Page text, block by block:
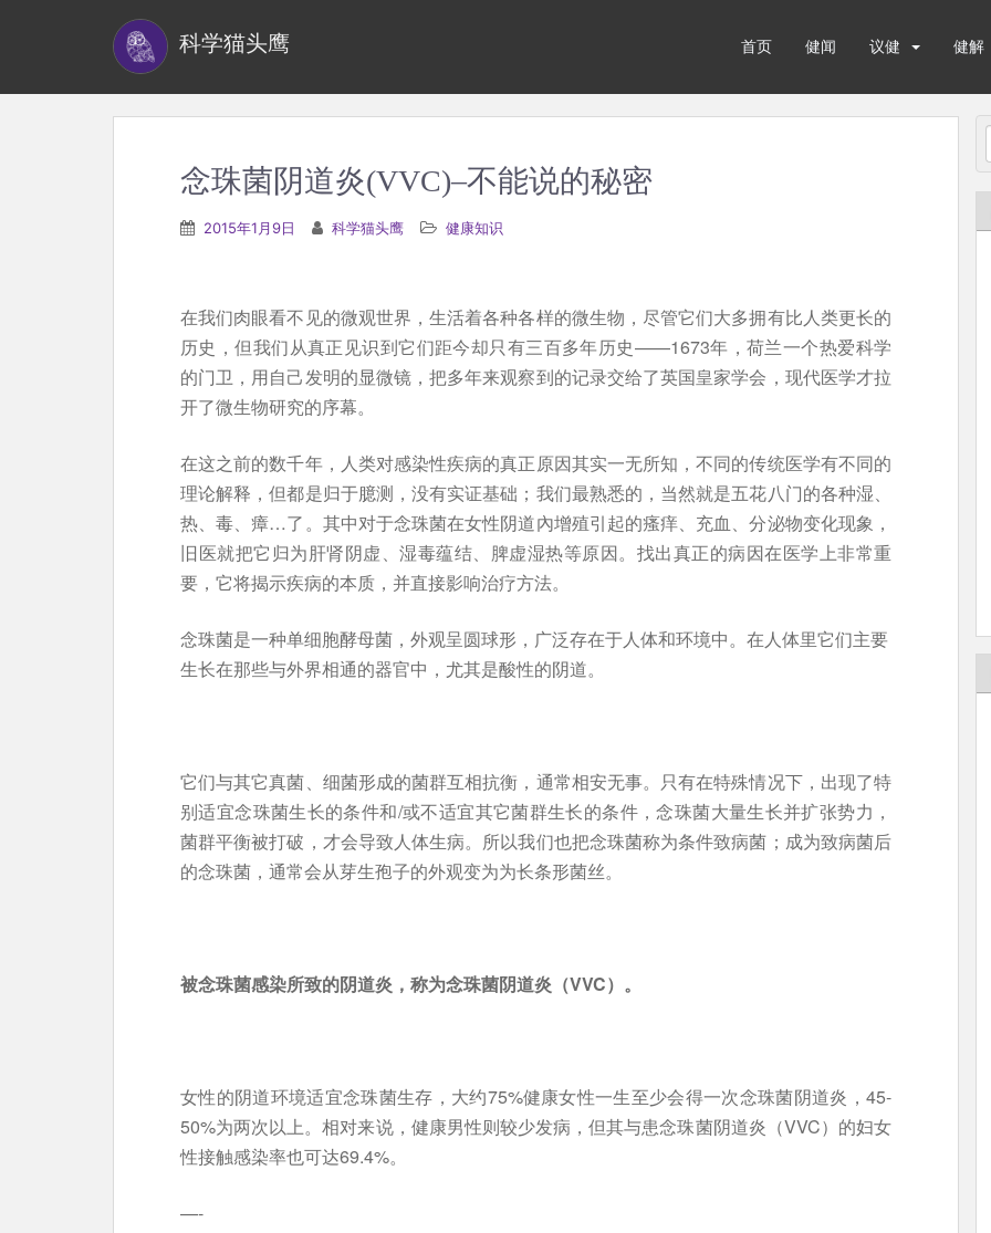
科学猫头鹰 首页 健闻 议健 健解
念珠菌阴道炎(VVC)–不能说的秘密
2015年1月9日 科学猫头鹰 健康知识
在我们肉眼看不见的微观世界，生活着各种各样的微生物，尽管它们大多拥有比人类更长的
历史，但我们从真正见识到它们距今却只有三百多年历史——1673年，荷兰一个热爱科学
的门卫，用自己发明的显微镜，把多年来观察到的记录交给了英国皇家学会，现代医学才拉
开了微生物研究的序幕。
在这之前的数千年，人类对感染性疾病的真正原因其实一无所知，不同的传统医学有不同的
理论解释，但都是归于臆测，没有实证基础；我们最熟悉的，当然就是五花八门的各种湿、
热、毒、瘴…了。其中对于念珠菌在女性阴道內增殖引起的瘙痒、充血、分泌物变化现象，
旧医就把它归为肝肾阴虚、湿毒蕴结、脾虚湿热等原因。找出真正的病因在医学上非常重
要，它将揭示疾病的本质，并直接影响治疗方法。
念珠菌是一种单细胞酵母菌，外观呈圆球形，广泛存在于人体和环境中。在人体里它们主要
生长在那些与外界相通的器官中，尤其是酸性的阴道。
它们与其它真菌、细菌形成的菌群互相抗衡，通常相安无事。只有在特殊情况下，出现了特
别适宜念珠菌生长的条件和/或不适宜其它菌群生长的条件，念珠菌大量生长并扩张势力，
菌群平衡被打破，才会导致人体生病。所以我们也把念珠菌称为条件致病菌；成为致病菌后
的念珠菌，通常会从芽生孢子的外观变为为长条形菌丝。
被念珠菌感染所致的阴道炎，称为念珠菌阴道炎（VVC）。
女性的阴道环境适宜念珠菌生存，大约75%健康女性一生至少会得一次念珠菌阴道炎，45-
50%为两次以上。相对来说，健康男性则较少发病，但其与患念珠菌阴道炎（VVC）的妇女
性接触感染率也可达69.4%。
—-